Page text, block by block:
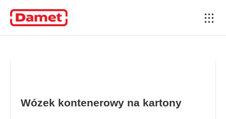
Wózek kontenerowy na kartony